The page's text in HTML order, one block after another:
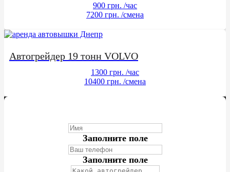
900 грн. /час
7200 грн. /смена
Автогрейдер 19 тонн VOLVO
1300 грн. /час
10400 грн. /смена
Заполните поле
Заполните поле